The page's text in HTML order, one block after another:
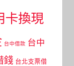
卡換現
台中借款 台中
錢 台北支票借